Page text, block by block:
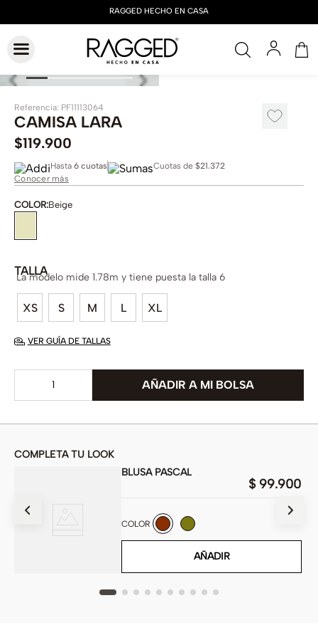
Referencia: PF11113064
CAMISA LARA
$119.900
Hasta 6 cuotas Cuotas de $21.372
Conocer más
COLOR:Beige
TALLA
XS S M L XL
La modelo mide 1.78m y tiene puesta la talla 6
VER GUÍA DE TALLAS
COMPLETA TU LOOK
BLUSA PASCAL
$ 99.900
COLOR
AÑADIR